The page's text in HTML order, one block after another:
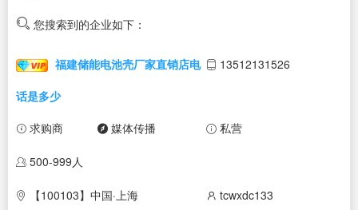
您搜索到的企业如下：
福建储能电池壳厂家直销店电
话是多少
13512131526
求购商 媒体传播 私营
500-999人
【100103】中国·上海 tcwxdc133